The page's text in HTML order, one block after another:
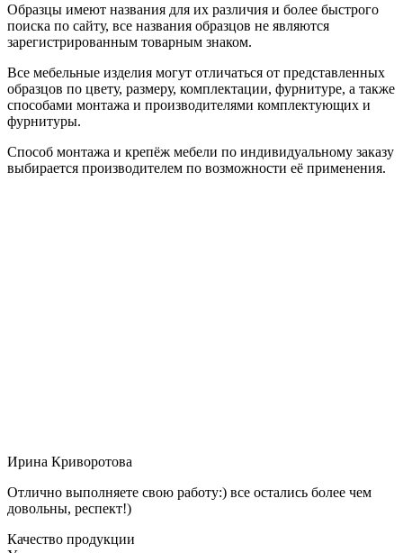
Образцы имеют названия для их различия и более быстрого
поиска по сайту, все названия образцов не являются
зарегистрированным товарным знаком.
Все мебельные изделия могут отличаться от представленных
образцов по цвету, размеру, комплектации, фурнитуре, а также
способами монтажа и производителями комплектующих и
фурнитуры.
Способ монтажа и крепёж мебели по индивидуальному заказу
выбирается производителем по возможности её применения.
Ирина Криворотова
Отлично выполняете свою работу:) все остались более чем
довольны, респект!)
Качество продукции